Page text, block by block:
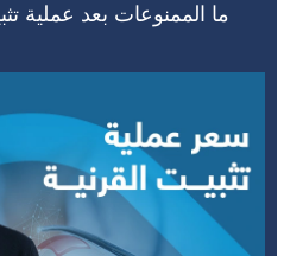
ما الممنوعات بعد عملية